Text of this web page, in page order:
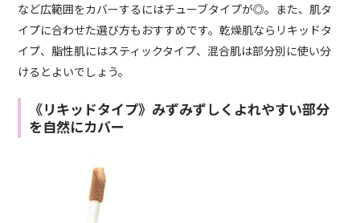
など広範囲をカバーするにはチューブタイプが◎。また、肌タ
イプに合わせた選び方もおすすめです。乾燥肌ならリキッドタ
イプ、脂性肌にはスティックタイプ、混合肌は部分別に使い分
けるとよいでしょう。
《リキッドタイプ》みずみずしくよれやすい部分
を自然にカバー